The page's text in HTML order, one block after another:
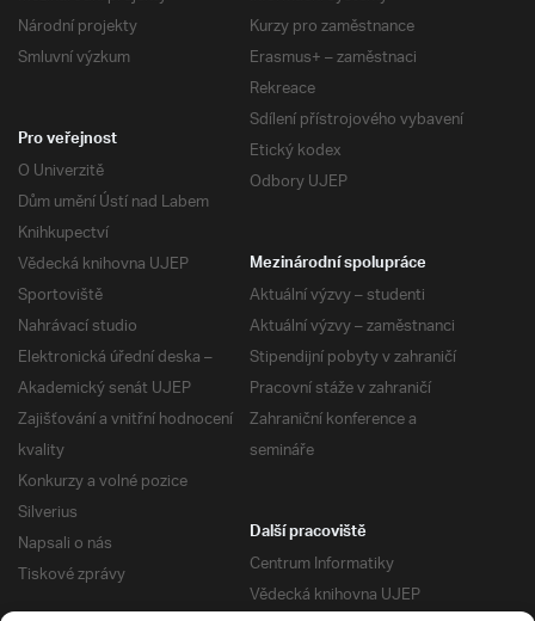
Národní projekty
Smluvní výzkum
Kurzy pro zaměstnance
Erasmus+ – zaměstnaci
Rekreace
Sdílení přístrojového vybavení
Etický kodex
Odbory UJEP
Pro veřejnost
O Univerzitě
Dům umění Ústí nad Labem
Knihkupectví
Vědecká knihovna UJEP
Sportoviště
Nahrávací studio
Elektronická úřední deska –
Akademický senát UJEP
Zajišťování a vnitřní hodnocení
kvality
Konkurzy a volné pozice
Silverius
Napsali o nás
Tiskové zprávy
Mezinárodní spolupráce
Aktuální výzvy – studenti
Aktuální výzvy – zaměstnanci
Stipendijní pobyty v zahraničí
Pracovní stáže v zahraničí
Zahraniční konference a
semináře
Další pracoviště
Centrum Informatiky
Vědecká knihovna UJEP